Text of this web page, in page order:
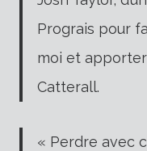
Prograis pour
moi et
Catterall.
« Perdre avec